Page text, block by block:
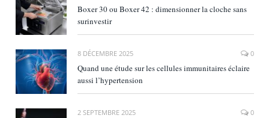
Boxer 30 ou Boxer 42 : dimensionner la cloche sans
surinvestir
8 DÉCEMBRE 2025 0
Quand une étude sur les cellules immunitaires éclaire
aussi l’hypertension
2 SEPTEMBRE 2025 0